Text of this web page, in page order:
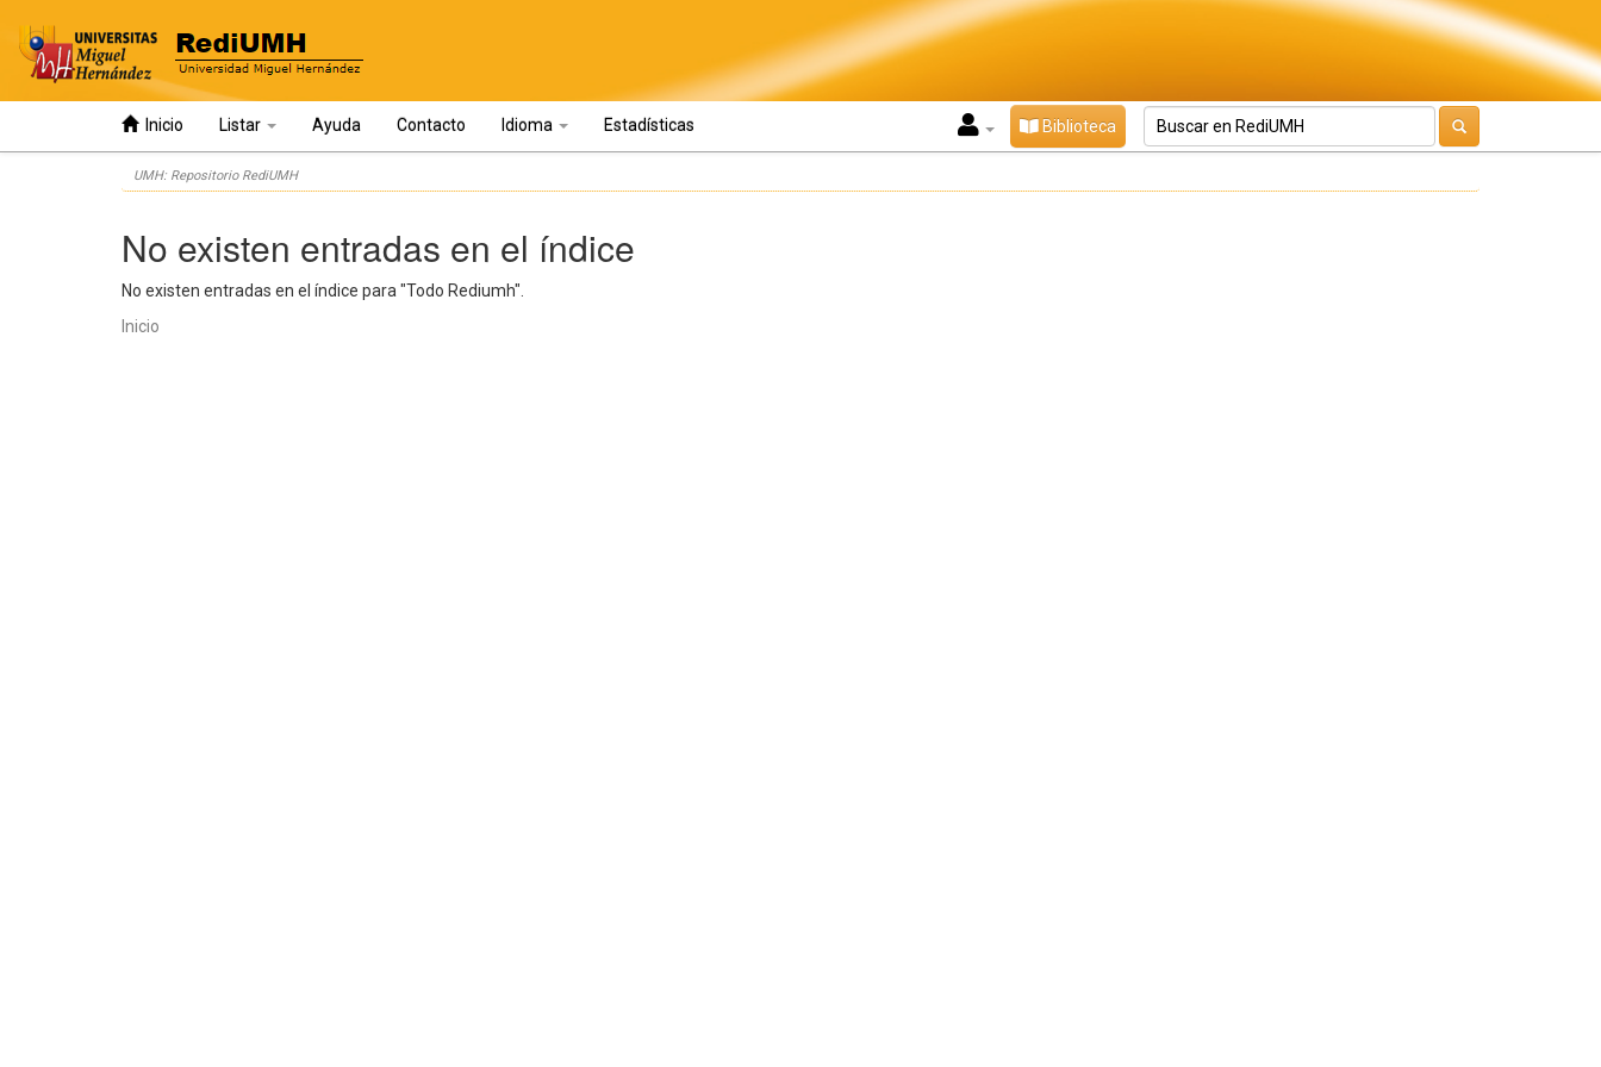
Inicio Listar Ayuda Contacto Idioma Estadísticas Biblioteca
UMH: Repositorio RediUMH
No existen entradas en el índice
No existen entradas en el índice para "Todo Rediumh".
Inicio